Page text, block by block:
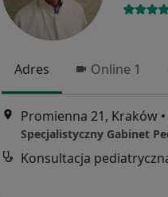
Adres Online 1
Promienna 21, Kraków •
Konsultacja